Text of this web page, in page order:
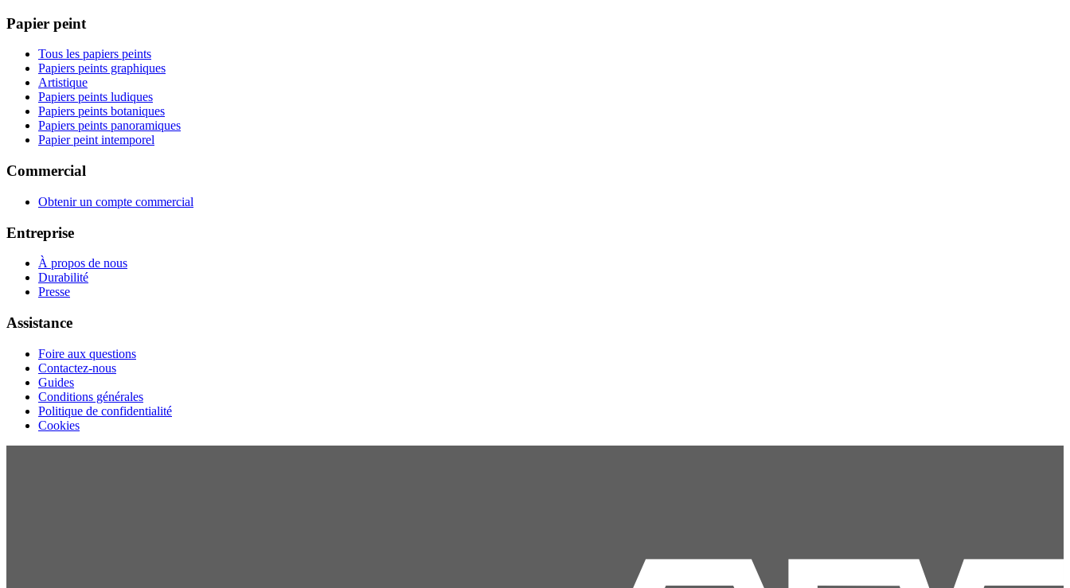
Papier peint
Tous les papiers peints
Papiers peints graphiques
Artistique
Papiers peints ludiques
Papiers peints botaniques
Papiers peints panoramiques
Papier peint intemporel
Commercial
Obtenir un compte commercial
Entreprise
À propos de nous
Durabilité
Presse
Assistance
Foire aux questions
Contactez-nous
Guides
Conditions générales
Politique de confidentialité
Cookies